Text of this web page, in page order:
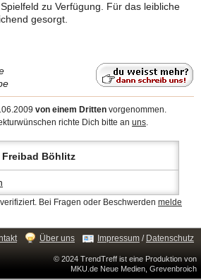
zu Verfügung. Für das leibliche
gesorgt.
von einem Dritten vorgenommen.
richte Dich bitte an uns.
Böhlitz
Bei Fragen oder Beschwerden melde
Über uns Impressum / Datenschutz
© 2024 TrendTreff ist eine Produktion von
MKU.de Neue Medien, Grevenbroich